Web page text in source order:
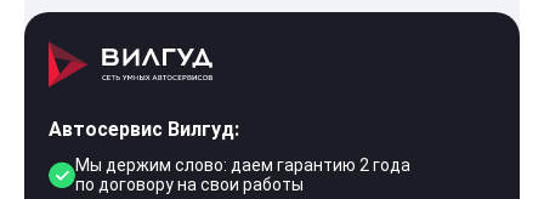
Автосервис Вилгуд:
Мы держим слово: даем гарантию 2 года
по договору на свои работы